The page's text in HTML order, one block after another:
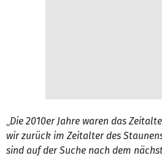
Die 2010er Jahre waren das
wir zurück im Zeitalter des
sind auf der Suche nach dem